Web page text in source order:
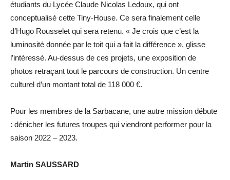
étudiants du Lycée Claude Nicolas Ledoux, qui ont
conceptualisé cette Tiny-House. Ce sera finalement celle
d’Hugo Rousselet qui sera retenu. « Je crois que c’est la
luminosité donnée par le toit qui a fait la différence », glisse
l’intéressé. Au-dessus de ces projets, une exposition de
photos retraçant tout le parcours de construction. Un centre
culturel d’un montant total de 118 000 €.
Pour les membres de la Sarbacane, une autre mission débute
: dénicher les futures troupes qui viendront performer pour la
saison 2022 – 2023.
Martin SAUSSARD